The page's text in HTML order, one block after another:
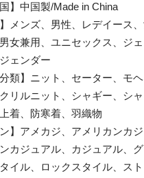
国】中国製/Made in China
】メンズ、男性、レデイース
女兼用、ユニセックス、ジェ
ェンダー
分類】ニット、セーター、モ
リルニット、シャギー、シ
着、防寒着、羽織物
ン】アメカジ、アメリカンカ
カジュアル、カジュアル、
イル、ロックスタイル、ス